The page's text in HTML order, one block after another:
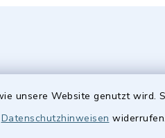
unsere Website genutzt wird.
Datenschutzhinweisen widerrufen.
Quicklinks